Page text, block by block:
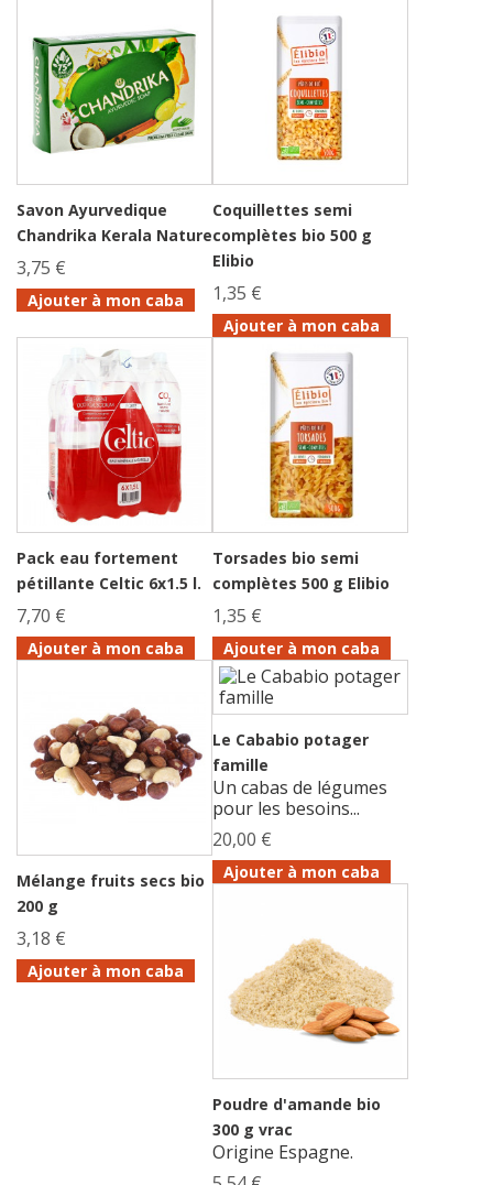
Savon Ayurvedique
Chandrika Kerala Nature
3,75 €
Ajouter à mon caba
Coquillettes semi
complètes bio 500 g
Elibio
1,35 €
Ajouter à mon caba
Pack eau fortement
pétillante Celtic 6x1.5 l.
7,70 €
Ajouter à mon caba
Torsades bio semi
complètes 500 g Elibio
1,35 €
Ajouter à mon caba
Mélange fruits secs bio
200 g
3,18 €
Ajouter à mon caba
Le Cababio potager
famille
Un cabas de légumes
pour les besoins...
20,00 €
Ajouter à mon caba
Poudre d'amande bio
300 g vrac
Origine Espagne.